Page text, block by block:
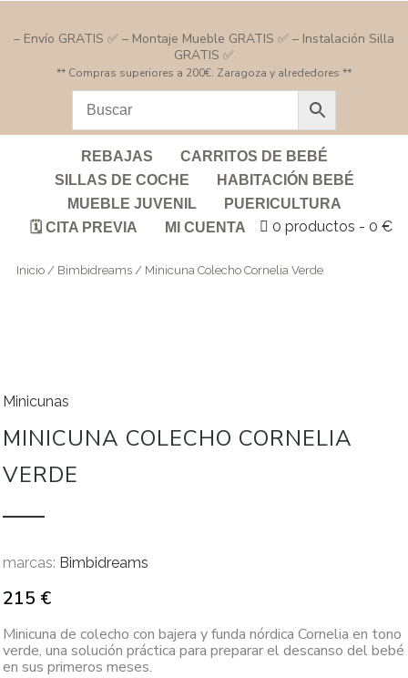
– Envío GRATIS ✅ – Montaje Mueble GRATIS ✅ – Instalación Silla
GRATIS ✅
** Compras superiores a 200€. Zaragoza y alrededores **
REBAJAS
CARRITOS DE BEBÉ
SILLAS DE COCHE
HABITACIÓN BEBÉ
MUEBLE JUVENIL
PUERICULTURA
🗓️ CITA PREVIA
MI CUENTA 0 productos 0 €
Inicio / Bimbidreams / Minicuna Colecho Cornelia Verde
Minicunas
MINICUNA COLECHO CORNELIA
VERDE
marcas: Bimbidreams
215 €
Minicuna de colecho con bajera y funda nórdica Cornelia en tono
verde, una solución práctica para preparar el descanso del bebé
en sus primeros meses.